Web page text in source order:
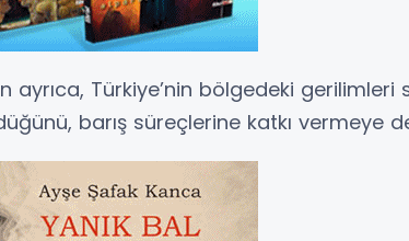
ayrıca, Türkiye’nin bölgedeki
barış süreçlerine katkı vermeye